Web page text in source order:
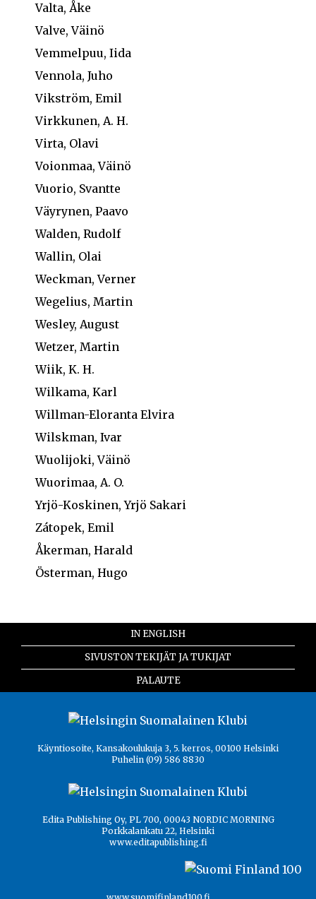
Valta, Åke
Valve, Väinö
Vemmelpuu, Iida
Vennola, Juho
Vikström, Emil
Virkkunen, A. H.
Virta, Olavi
Voionmaa, Väinö
Vuorio, Svantte
Väyrynen, Paavo
Walden, Rudolf
Wallin, Olai
Weckman, Verner
Wegelius, Martin
Wesley, August
Wetzer, Martin
Wiik, K. H.
Wilkama, Karl
Willman-Eloranta Elvira
Wilskman, Ivar
Wuolijoki, Väinö
Wuorimaa, A. O.
Yrjö-Koskinen, Yrjö Sakari
Zátopek, Emil
Åkerman, Harald
Österman, Hugo
IN ENGLISH
SIVUSTON TEKIJÄT JA TUKIJAT
PALAUTE
Käyntiosoite, Kansakoulukuja 3, 5. kerros, 00100 Helsinki
Puhelin (09) 586 8830
Edita Publishing Oy, PL 700, 00043 NORDIC MORNING
Porkkalankatu 22, Helsinki
www.editapublishing.fi